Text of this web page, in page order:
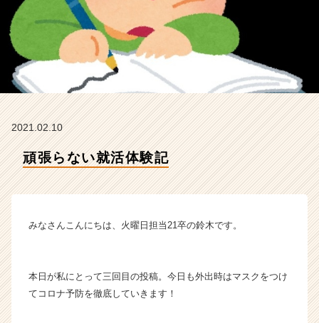
タ
ム
ラ
イ
ン
チ
ー・
長
か
ス
2021.02.10
頑張らない就活体験記
みなさんこんにちは、火曜日担当21卒の鈴木です。
本日が私にとって三回目の投稿。今日も外出時はマスクをつけ
てコロナ予防を徹底していきます！